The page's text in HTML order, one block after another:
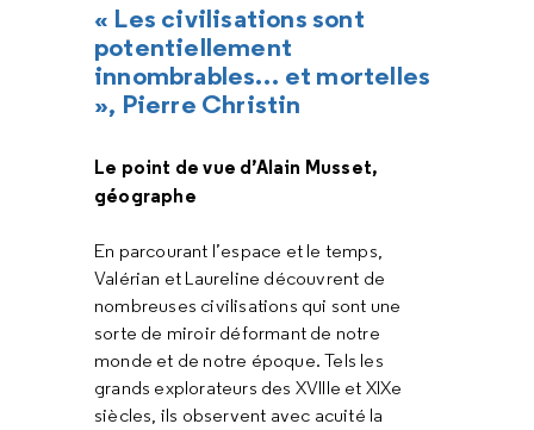
« Les civilisations sont
potentiellement
innombrables… et mortelles
», Pierre Christin
Le point de vue d’Alain Musset,
géographe
En parcourant l’espace et le temps,
Valérian et Laureline découvrent de
nombreuses civilisations qui sont une
sorte de miroir déformant de notre
monde et de notre époque. Tels les
grands explorateurs des XVIIIe et XIXe
siècles, ils observent avec acuité la